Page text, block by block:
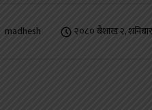
madhesh २०८० बैशाख २,